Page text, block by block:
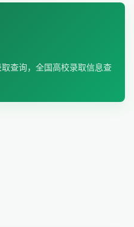
查询，全国高校录取信息查